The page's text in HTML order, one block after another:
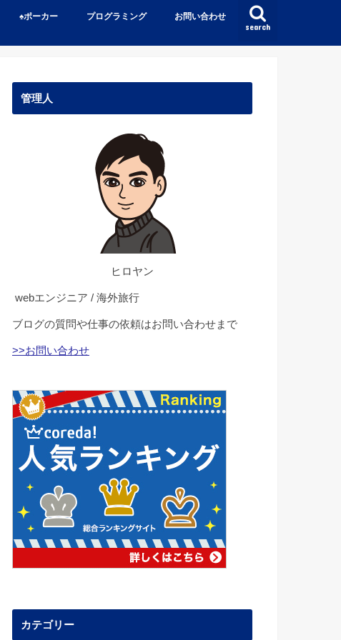
search
♠️ポーカー プログラミング お問い合わせ
管理人
ヒロヤン
webエンジニア / 海外旅行
ブログの質問や仕事の依頼はお問い合わせまで
>>お問い合わせ
カテゴリー